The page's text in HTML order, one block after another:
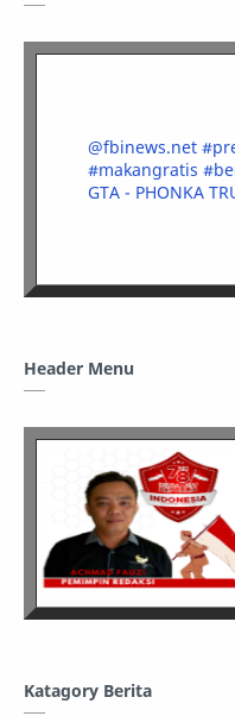
@fbinews.net
#makangratis
GTA - PHONKA
Header Menu
Katagory Berita